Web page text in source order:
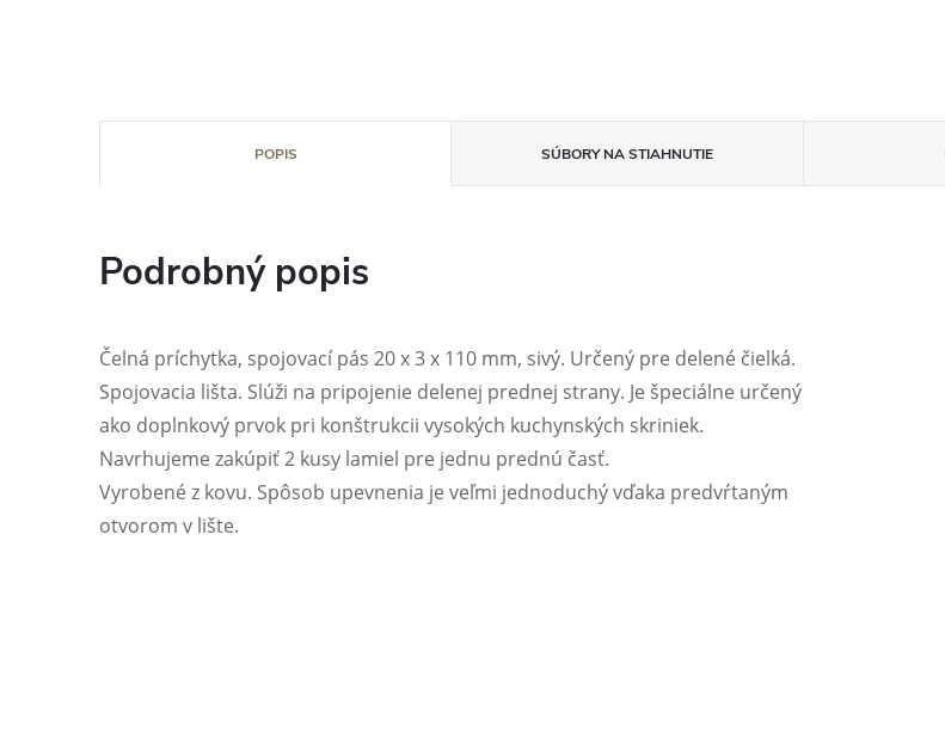
POPIS SÚBORY NA STIAHNUTIE
Podrobný popis
Čelná príchytka, spojovací pás 20 x 3 x 110 mm, sivý. Určený pre delené čielká.
Spojovacia lišta. Slúži na pripojenie delenej prednej strany. Je špeciálne určený
ako doplnkový prvok pri konštrukcii vysokých kuchynských skriniek.
Navrhujeme zakúpiť 2 kusy lamiel pre jednu prednú časť.
Vyrobené z kovu. Spôsob upevnenia je veľmi jednoduchý vďaka predvŕtaným
otvorom v lište.